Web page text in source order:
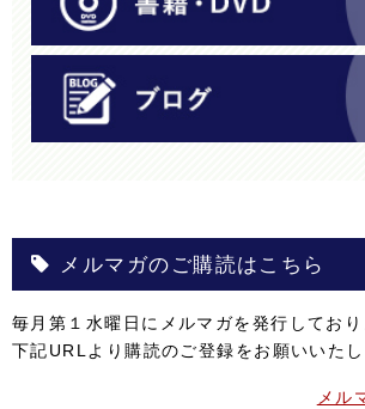
メルマガのご購読はこちら
毎月第１水曜日にメルマガを発行しており
下記URLより購読のご登録をお願いいたし
メル